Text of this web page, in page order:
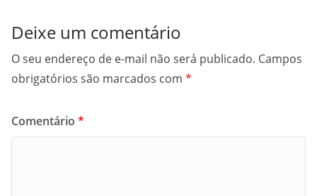
k
Deixe um comentário
O seu endereço de e-mail não será publicado. Campos
obrigatórios são marcados com *
Comentário *